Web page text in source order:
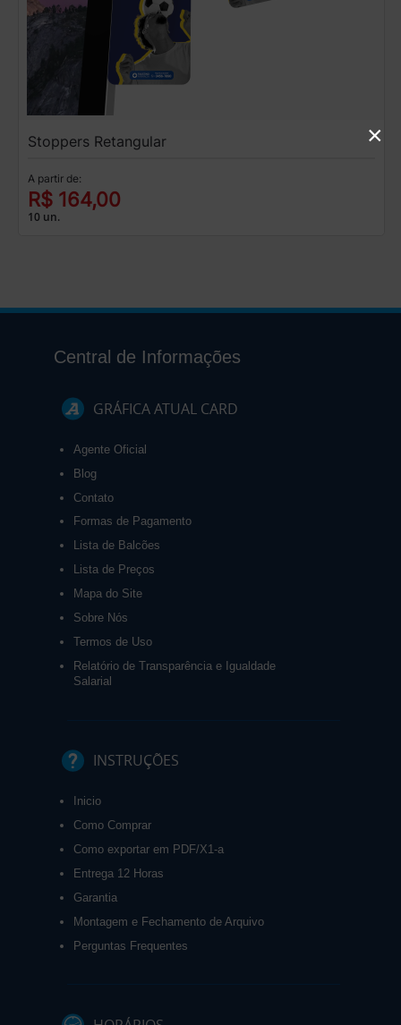
Stoppers Retangular
A partir de:
R$ 164,00
10 un.
Central de Informações
GRÁFICA ATUAL CARD
Agente Oficial
Blog
Contato
Formas de Pagamento
Lista de Balcões
Lista de Preços
Mapa do Site
Sobre Nós
Termos de Uso
Relatório de Transparência e Igualdade
Salarial
INSTRUÇÕES
Inicio
Como Comprar
Como exportar em PDF/X1-a
Entrega 12 Horas
Garantia
Montagem e Fechamento de Arquivo
Perguntas Frequentes
×